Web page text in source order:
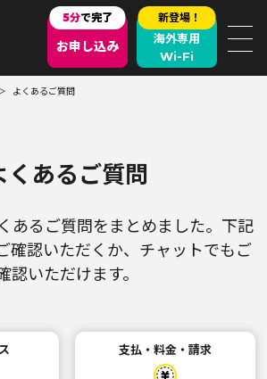
5分で完了
お申し込み
新登場！
海外専用
Wi-Fi
よくあるご質問
くあるご質問
あるご質問をまとめました。 下記
確認いただくか、チャットでもご
認いただけます。
支払・料金・請求